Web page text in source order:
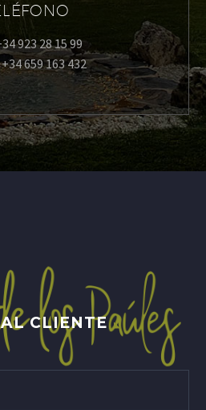
923 28 15 99
659 163 432
CLIENTE